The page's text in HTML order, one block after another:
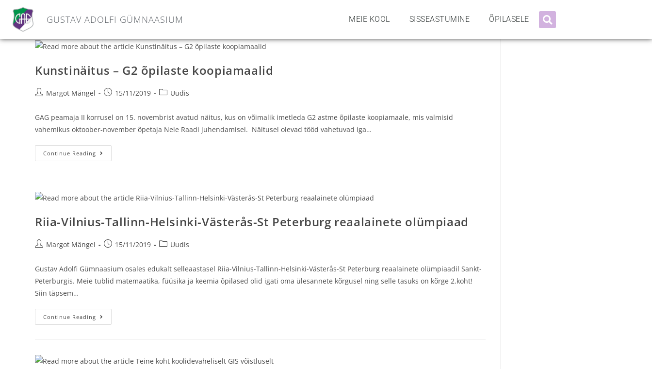
GUSTAV ADOLFI GÜMNAASIUM MEIE KOOL SISSEASTUMINE ÕPILASELE
Kunstinäitus – G2 õpilaste koopiamaalid
Margot Mängel 15/11/2019 Uudis
GAG peamaja II korrusel on 15. novembrist avatud näitus, kus on võimalik imetleda G2 astme õpilaste koopiamaale, mis valmisid
vahemikus oktoober-november õpetaja Nele Raadi juhendamisel. Näitusel olevad tööd vahetuvad iga…
Continue Reading
Riia-Vilnius-Tallinn-Helsinki-Västerås-St Peterburg reaalainete olümpiaad
Margot Mängel 15/11/2019 Uudis
Gustav Adolfi Gümnaasium osales edukalt selleaastasel Riia-Vilnius-Tallinn-Helsinki-Västerås-St Peterburg reaalainete olümpiaadil Sankt-
Peterburgis. Meie tublid matemaatika, füüsika ja keemia õpilased olid igati oma ülesannete kõrgusel ning selle tasuks on kõrge 2.koht!
Siin täpsem…
Continue Reading